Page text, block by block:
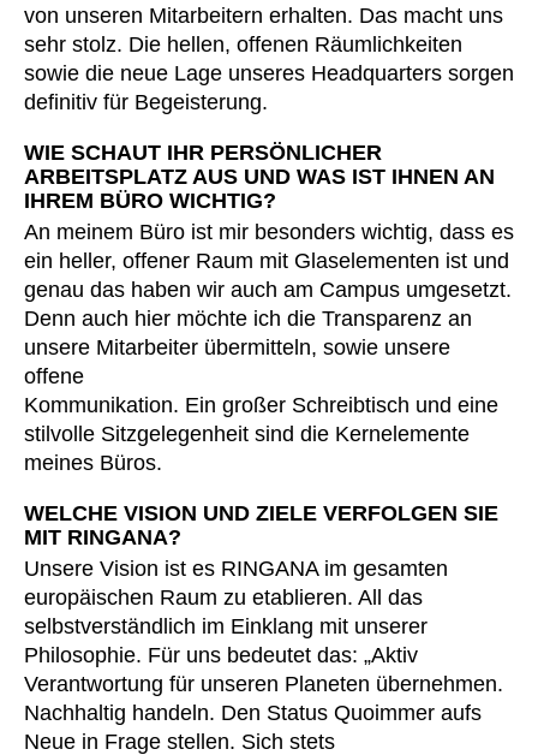
von unseren Mitarbeitern erhalten. Das macht uns
sehr stolz. Die hellen, offenen Räumlichkeiten
sowie die neue Lage unseres Headquarters sorgen
definitiv für Begeisterung.
WIE SCHAUT IHR PERSÖNLICHER
ARBEITSPLATZ AUS UND WAS IST IHNEN AN
IHREM BÜRO WICHTIG?
An meinem Büro ist mir besonders wichtig, dass es
ein heller, offener Raum mit Glaselementen ist und
genau das haben wir auch am Campus umgesetzt.
Denn auch hier möchte ich die Transparenz an
unsere Mitarbeiter übermitteln, sowie unsere
offene
Kommunikation. Ein großer Schreibtisch und eine
stilvolle Sitzgelegenheit sind die Kernelemente
meines Büros.
WELCHE VISION UND ZIELE VERFOLGEN SIE
MIT RINGANA?
Unsere Vision ist es RINGANA im gesamten
europäischen Raum zu etablieren. All das
selbstverständlich im Einklang mit unserer
Philosophie. Für uns bedeutet das: „Aktiv
Verantwortung für unseren Planeten übernehmen.
Nachhaltig handeln. Den Status Quoimmer aufs
Neue in Frage stellen. Sich stets